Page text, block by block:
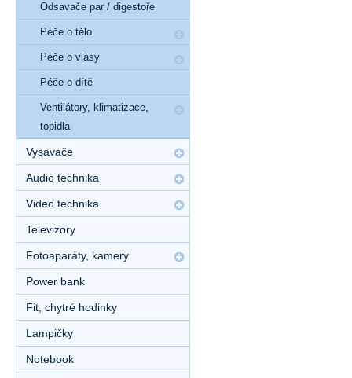
Odsavače par / digestoře
Péče o tělo
Péče o vlasy
Péče o dítě
Ventilátory, klimatizace,
topidla
Vysavače
Audio technika
Video technika
Televizory
Fotoaparáty, kamery
Power bank
Fit, chytré hodinky
Lampičky
Notebook